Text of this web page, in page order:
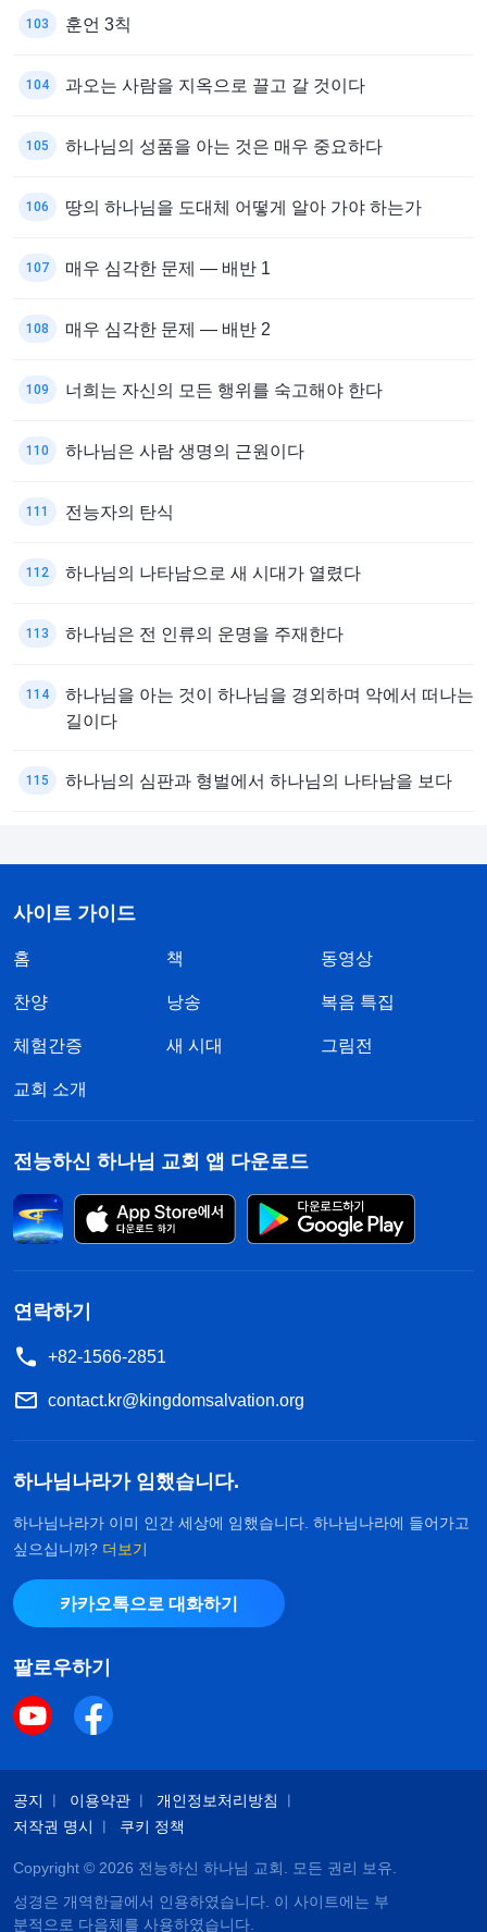
103 훈언 3칙
104 과오는 사람을 지옥으로 끌고 갈 것이다
105 하나님의 성품을 아는 것은 매우 중요하다
106 땅의 하나님을 도대체 어떻게 알아 가야 하는가
107 매우 심각한 문제 ― 배반 1
108 매우 심각한 문제 ― 배반 2
109 너희는 자신의 모든 행위를 숙고해야 한다
110 하나님은 사람 생명의 근원이다
111 전능자의 탄식
112 하나님의 나타남으로 새 시대가 열렸다
113 하나님은 전 인류의 운명을 주재한다
114
하나님을 아는 것이 하나님을 경외하며 악에서 떠나는
길이다
115 하나님의 심판과 형벌에서 하나님의 나타남을 보다
사이트 가이드
홈 책 동영상
찬양 낭송 복음 특집
체험간증 새 시대 그림전
교회 소개
전능하신 하나님 교회 앱 다운로드
연락하기
+82-1566-2851
contact.kr@kingdomsalvation.org
하나님나라가 임했습니다.
하나님나라가 이미 인간 세상에 임했습니다. 하나님나라에 들어가고
싶으십니까? 더보기
카카오톡으로 대화하기
팔로우하기
공지 이용약관
개인정보처리방침
저작권 명시
쿠키 정책
Copyright © 2026 전능하신 하나님 교회
. 모든 권리 보유.
성경은 개역한글에서 인용하였습니다. 이 사이트에는 부
분적으로 다음체를 사용하였습니다.